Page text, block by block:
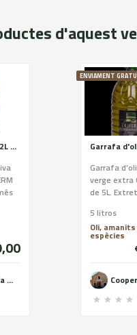
d'aquest
Garrafa d'oli de 2L OliFERM
Cooperativa del Camp de Castelldans - OLiFERM
ENVIAMENT
Garrafa
verge extra
de 5L.
procediments
mecànics.
màxima
5 litros
Oli,
espècies